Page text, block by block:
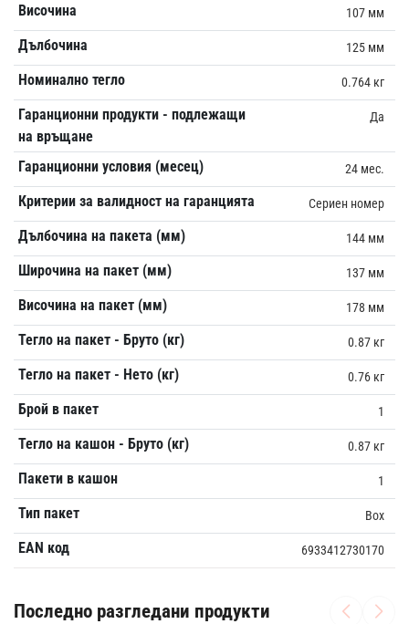
Височина 107 мм
Дълбочина 125 мм
Номинално тегло 0.764 кг
Гаранционни продукти - подлежащи
на връщане
Да
Гаранционни условия (месец) 24 мес.
Критерии за валидност на гаранцията Сериен номер
Дълбочина на пакета (мм) 144 мм
Широчина на пакет (мм) 137 мм
Височина на пакет (мм) 178 мм
Тегло на пакет - Бруто (кг) 0.87 кг
Тегло на пакет - Нето (кг) 0.76 кг
Брой в пакет 1
Тегло на кашон - Бруто (кг) 0.87 кг
Пакети в кашон 1
Тип пакет Box
EAN код 6933412730170
Последно разгледани продукти